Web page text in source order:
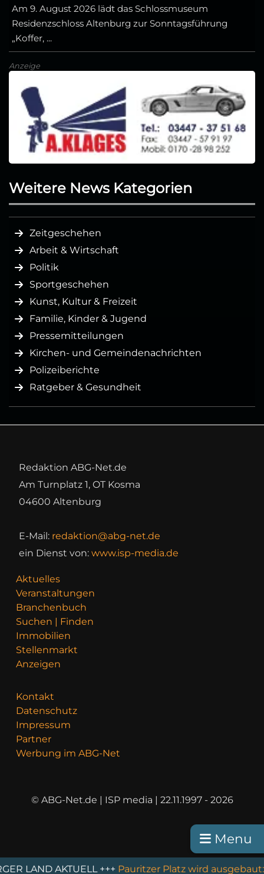
Menu
Am 9. August 2026 lädt das Schlossmuseum
Residenzschloss Altenburg zur Sonntagsführung
„Koffer, ...
Anzeige
Weitere News Kategorien
Zeitgeschehen
Arbeit & Wirtschaft
Politik
Sportgeschehen
Kunst, Kultur & Freizeit
Familie, Kinder & Jugend
Pressemitteilungen
Kirchen- und Gemeindenachrichten
Polizeiberichte
Ratgeber & Gesundheit
Redaktion ABG-Net.de
Am Turnplatz 1, OT Kosma
04600 Altenburg
E-Mail: redaktion@abg-net.de
ein Dienst von: www.isp-media.de
Aktuelles
Veranstaltungen
Branchenbuch
Suchen | Finden
Immobilien
Stellenmarkt
Anzeigen
Kontakt
Datenschutz
Impressum
Partner
Werbung im ABG-Net
© ABG-Net.de | ISP media | 22.11.1997 - 2026
+++Pauritzer Platz wird ausgebaut: